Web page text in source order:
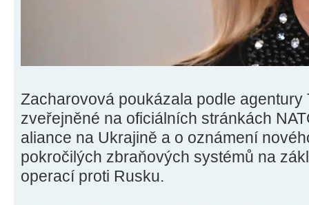
Zacharovová poukázala podle agentury
zveřejněné na oficiálních stránkách
aliance na Ukrajině a o oznámení
pokročilých zbraňových systémů na
operací proti Rusku.